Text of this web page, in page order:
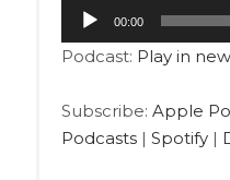
Tocador
de
áudio
00:00
Podcast: Play in
Subscribe: Apple
Podcasts| Spotify|